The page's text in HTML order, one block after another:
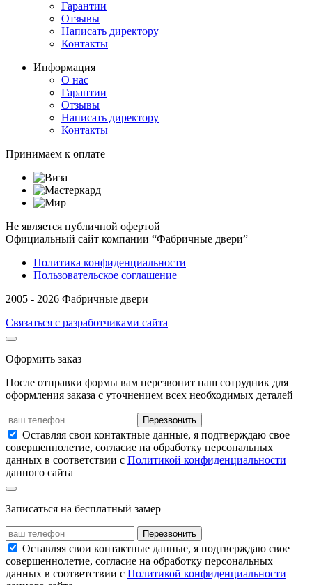
Гарантии
Отзывы
Написать директору
Контакты
Информация
О нас
Гарантии
Отзывы
Написать директору
Контакты
Принимаем к оплате
Не является публичной офертой
Официальный сайт компании “Фабричные двери”
Политика конфиденциальности
Пользовательское соглашение
2005 - 2026 Фабричные двери
Связаться с разработчиками сайта
Оформить заказ
После отправки формы вам перезвонит наш сотрудник для
оформления заказа с уточнением всех необходимых деталей
Перезвонить
Оставляя свои контактные данные, я подтверждаю свое
совершеннолетие, согласие на обработку персональных
данных в соответствии с Политикой конфиденциальности
данного сайта
Записаться на бесплатный замер
Перезвонить
Оставляя свои контактные данные, я подтверждаю свое
совершеннолетие, согласие на обработку персональных
данных в соответствии с Политикой конфиденциальности